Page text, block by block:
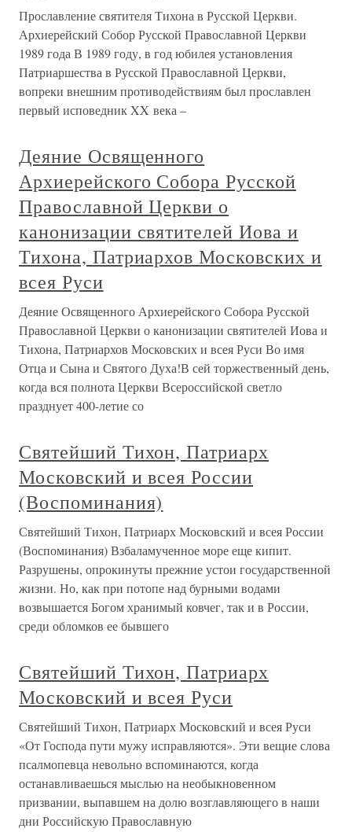
Прославление святителя Тихона в Русской Церкви.
Архиерейский Собор Русской Православной Церкви
1989 года В 1989 году, в год юбилея установления
Патриаршества в Русской Православной Церкви,
вопреки внешним противодействиям был прославлен
первый исповедник XX века –
Деяние Освященного
Архиерейского Собора Русской
Православной Церкви о
канонизации святителей Иова и
Тихона, Патриархов Московских и
всея Руси
Деяние Освященного Архиерейского Собора Русской
Православной Церкви о канонизации святителей Иова и
Тихона, Патриархов Московских и всея Руси Во имя
Отца и Сына и Святого Духа!В сей торжественный день,
когда вся полнота Церкви Всероссийской светло
празднует 400-летие со
Святейший Тихон, Патриарх
Московский и всея России
(Воспоминания)
Святейший Тихон, Патриарх Московский и всея России
(Воспоминания) Взбаламученное море еще кипит.
Разрушены, опрокинуты прежние устои государственной
жизни. Но, как при потопе над бурными водами
возвышается Богом хранимый ковчег, так и в России,
среди обломков ее бывшего
Святейший Тихон, Патриарх
Московский и всея Руси
Святейший Тихон, Патриарх Московский и всея Руси
«От Господа пути мужу исправляются». Эти вещие слова
псалмопевца невольно вспоминаются, когда
останавливаешься мыслью на необыкновенном
призвании, выпавшем на долю возглавляющего в наши
дни Российскую Православную